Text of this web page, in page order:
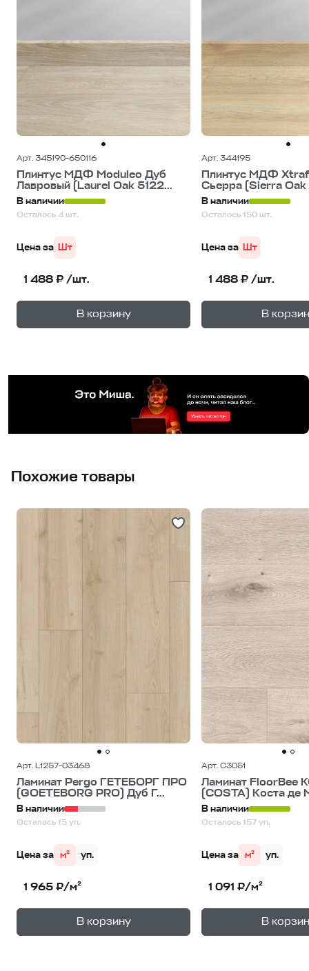
Арт. 345190-650116
Плинтус МДФ Moduleo Дуб
Лавровый (Laurel Oak 5122...
В наличии
Осталось 4 шт.
Цена за Шт
1 488 ₽ /шт.
В корзину
1уп.
Арт. 344195
Плинтус МДФ
Сьерра (Sierra
В наличии
Осталось 150 шт.
Цена за Шт
1 488 ₽ /шт.
В 1
Похожие товары
Арт. L1257-03468
Ламинат Pergo ГЕТЕБОРГ ПРО
(GOETEBORG PRO) Дуб Г...
В наличии
Осталось 15 уп.
Цена за м² уп.
1 965 ₽/м²
В корзину
1уп.
Арт. C3051
Ламинат FloorBee
(COSTA) Коста де
В наличии
Осталось 157 уп.
Цена за м² уп.
1 091 ₽/м²
В 1